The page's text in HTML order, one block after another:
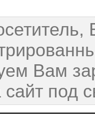
Вам
сайт под